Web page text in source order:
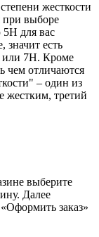
жесткости
при выборе
5H для вас
значит есть
или 7H. Кроме
чем отличаются
– один из
жестким, третий
выберите
Далее
заказ»